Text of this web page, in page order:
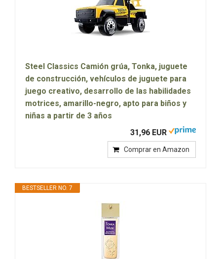
Steel Classics Camión grúa, Tonka, juguete
de construcción, vehículos de juguete para
juego creativo, desarrollo de las habilidades
motrices, amarillo-negro, apto para biños y
niñas a partir de 3 años
31,96 EUR
Comprar en Amazon
BESTSELLER NO. 7